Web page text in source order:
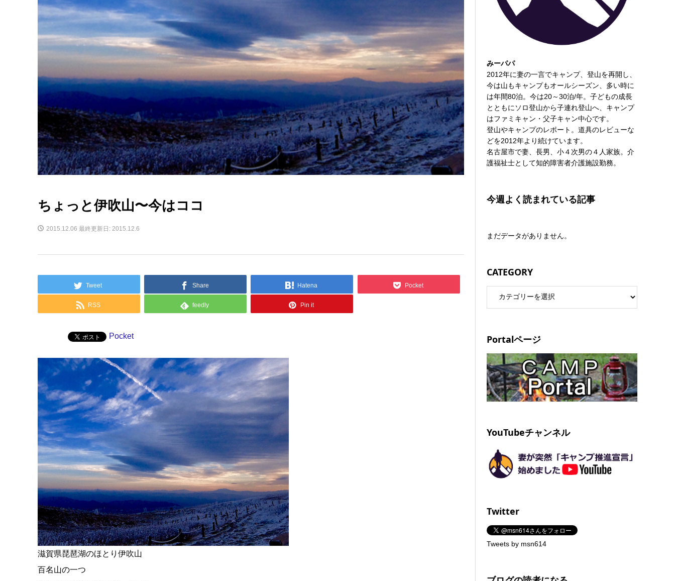
ちょっと伊吹山〜今はココ
2015.12.06 最終更新日: 2015.12.6
Tweet Share Hatena Pocket
RSS feedly Pin it
Pocket
滋賀県琵琶湖のほとり伊吹山
百名山の一つ
みーパパ
2012年に妻の一言でキャンプ、登山を再開し、
今は山もキャンプもオールシーズン、多い時に
は年間80泊。今は20～30泊/年。子どもの成長
とともにソロ登山から子連れ登山へ、キャンプ
はファミキャン・父子キャン中心です。
登山やキャンプのレポート。道具のレビューな
どを2012年より続けています。
名古屋市で妻、長男、小４次男の４人家族。介
護福祉士として知的障害者介護施設勤務。
今週よく読まれている記事
まだデータがありません。
CATEGORY
Portalページ
YouTubeチャンネル
Twitter
Tweets by msn614